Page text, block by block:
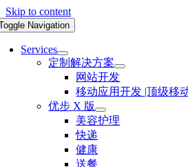
Skip to content
Navigation
Services
定制解决方案
网站开发
移动应用开发 |顶级移
优步 X 版
美容护理
快递
健康
送餐